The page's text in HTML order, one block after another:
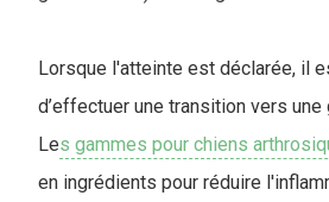
Lorsque l'atteinte est déclarée, il
d’effectuer une transition vers
Les gammes pour chiens
en ingrédients pour réduire